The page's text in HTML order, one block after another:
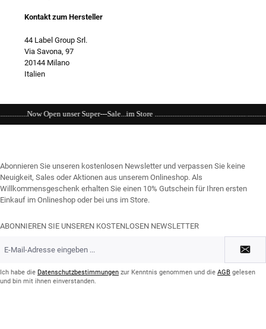
Kontakt zum Hersteller
44 Label Group Srl.
Via Savona, 97
20144 Milano
Italien
Super---Sale...im Store
Abonnieren Sie unseren kostenlosen Newsletter und verpassen Sie keine
Neuigkeit, Sales oder Aktionen aus unserem Onlineshop. Als
Willkommensgeschenk erhalten Sie einen 10% Gutschein für Ihren ersten
Einkauf im Onlineshop oder bei uns im Store.
ABONNIEREN SIE UNSEREN KOSTENLOSEN NEWSLETTER
Mail-
*Ich habe die Datenschutzbestimmungen zur Kenntnis genommen und die AGB gelesen
und bin mit ihnen einverstanden.